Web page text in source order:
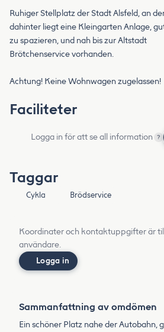
Ruhiger Stellplatz der Stadt Alsfeld, an
dahinter liegt eine Kleingarten Anlage,
zu spazieren, und nah bis zur Altstadt
Brötchenservice vorhanden.
Achtung! Keine Wohnwagen zugelassen!
Faciliteter
Logga in för att se all information ?
Taggar
Cykla Brödservice
Koordinater och kontaktuppgifter är
användare.
Logga in
Sammanfattning av omdömen
Ein schöner Platz nahe der Autobahn,